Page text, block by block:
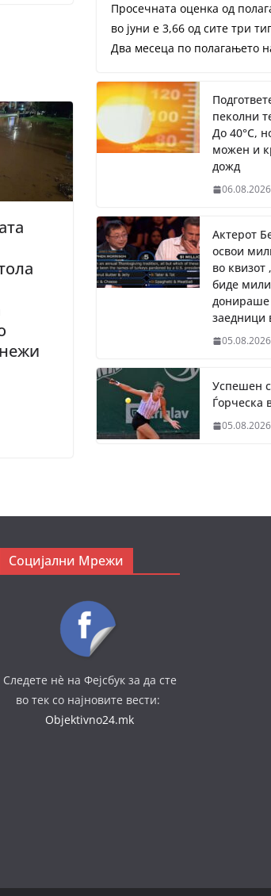
Просечната оценка од
во јуни е 3,66 од сите три
Два месеца по полагањето
пеколни
До 40°C,
можен и
дожд
06.08.2026
Актерот
освои
во квизот
биде
донираше
заедници
05.08.2026
Успешен
Ѓорческа
05.08.2026
Социјални Мрежи
Следете нè на Фејсбук за да сте
во тек со најновите вести:
Objektivno24.mk